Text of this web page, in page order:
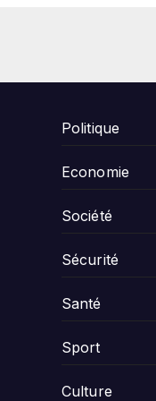
Politique
Economie
Société
Sécurité
Santé
Sport
Culture